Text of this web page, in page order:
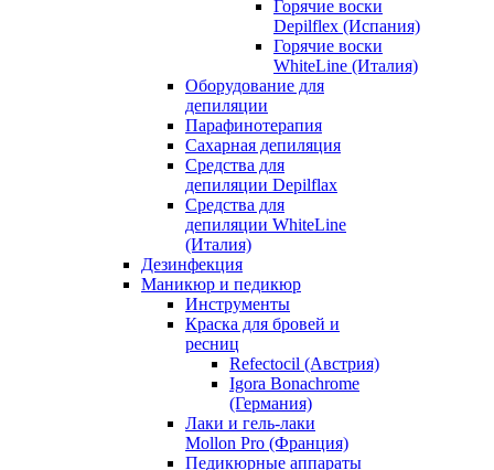
Горячие воски
Depilflex (Испания)
Горячие воски
WhiteLine (Италия)
Оборудование для
депиляции
Парафинотерапия
Сахарная депиляция
Средства для
депиляции Depilflax
Средства для
депиляции WhiteLine
(Италия)
Дезинфекция
Маникюр и педикюр
Инструменты
Краска для бровей и
ресниц
Refectocil (Австрия)
Igora Bonachrome
(Германия)
Лаки и гель-лаки
Mollon Pro (Франция)
Педикюрные аппараты